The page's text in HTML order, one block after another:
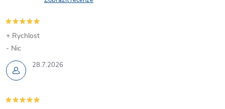
28.7.2026
+ Rychlost
- Nic